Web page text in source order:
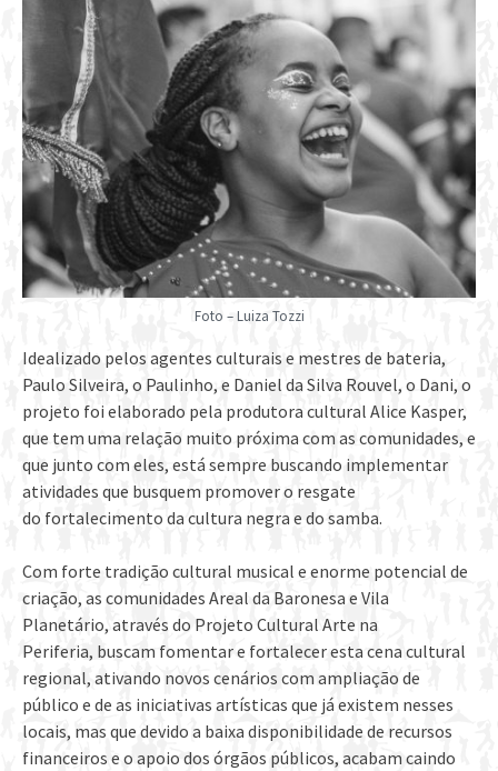
Foto – Luiza Tozzi
Idealizado pelos agentes culturais e mestres de bateria,
Paulo Silveira, o Paulinho, e Daniel da Silva Rouvel, o Dani, o
projeto foi elaborado pela produtora cultural Alice Kasper,
que tem uma relação muito próxima com as comunidades, e
que junto com eles, está sempre buscando implementar
atividades que busquem promover o resgate
do fortalecimento da cultura negra e do samba.
Com forte tradição cultural musical e enorme potencial de
criação, as comunidades Areal da Baronesa e Vila
Planetário, através do Projeto Cultural Arte na
Periferia, buscam fomentar e fortalecer esta cena cultural
regional, ativando novos cenários com ampliação de
público e de as iniciativas artísticas que já existem nesses
locais, mas que devido a baixa disponibilidade de recursos
financeiros e o apoio dos órgãos públicos, acabam caindo